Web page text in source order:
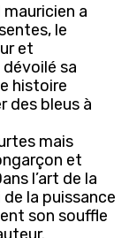
a
le
et
sa
histoire
des bleus à
mais
et
l’art de la
la puissance
son souffle